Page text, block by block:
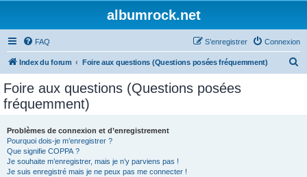
albumrock.net
FAQ Connexion
S’enregistrer
Index du forum Foire aux questions (Questions posées fréquemment)
Foire aux questions (Questions posées
fréquemment)
Problèmes de connexion et d’enregistrement
Pourquoi dois-je m’enregistrer ?
Que signifie COPPA ?
Je souhaite m’enregistrer, mais je n’y parviens pas !
Je suis enregistré mais je ne peux pas me connecter !